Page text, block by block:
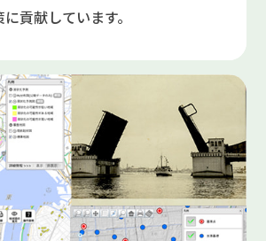
貢献しています。